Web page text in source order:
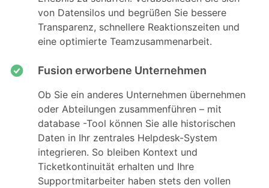
von Datensilos und begrüßen Sie bessere
Transparenz, schnellere Reaktionszeiten und
eine optimierte Teamzusammenarbeit.
Fusion erworbene Unternehmen
Ob Sie ein anderes Unternehmen übernehmen
oder Abteilungen zusammenführen – mit
database -Tool können Sie alle historischen
Daten in Ihr zentrales Helpdesk-System
integrieren. So bleiben Kontext und
Ticketkontinuität erhalten und Ihre
Supportmitarbeiter haben stets den vollen